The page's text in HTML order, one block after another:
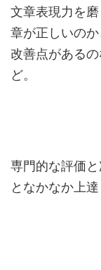
文章表現力を
章が正しいの
改善点がある
ど。
専門的な評価
となかなか上達